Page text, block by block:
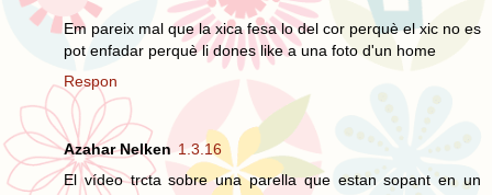
Em pareix mal que la xica fesa lo del cor perquè el xic no es
pot enfadar perquè li dones like a una foto d'un home
Respon
Azahar Nelken 1.3.16
El vídeo trcta sobre una parella que estan sopant en un